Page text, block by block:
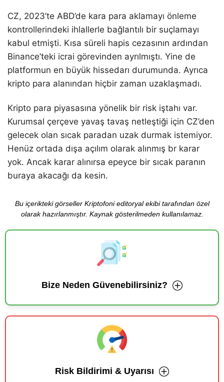
CZ, 2023’te ABD’de kara para aklamayı önleme
kontrollerindeki ihlallerle bağlantılı bir suçlamayı
kabul etmişti. Kısa süreli hapis cezasının ardından
Binance’teki icrai görevinden ayrılmıştı. Yine de
platformun en büyük hissedarı durumunda. Ayrıca
kripto para alanından hiçbir zaman uzaklaşmadı.
Kripto para piyasasına yönelik bir risk iştahı var.
Kurumsal çerçeve yavaş tavaş netleştiği için CZ’den
gelecek olan sıcak paradan uzak durmak istemiyor.
Henüz ortada dışa açılım olarak alınmış br karar
yok. Ancak karar alınırsa epeyce bir sıcak paranın
buraya akacağı da kesin.
Bu içerikteki görseller Kriptofoni editoryal ekibi tarafından özel
olarak hazırlanmıştır. Kaynak gösterilmeden kullanılamaz.
Bize Neden Güvenebilirsiniz?
Risk Bildirimi & Uyarısı